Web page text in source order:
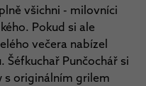
všichni - milovníci
Pokud si ale
večera nabízel
Punčochář si
s originálním grilem